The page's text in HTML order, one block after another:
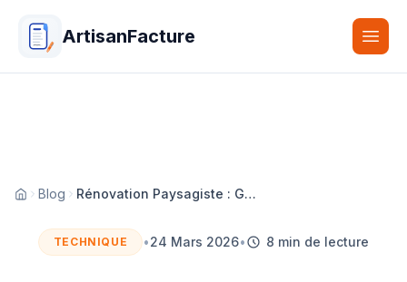
ArtisanFacture
Accueil
Blog Rénovation Paysagiste : Guide Complet des Travaux 2026
TECHNIQUE •24 Mars 2026• 8 min de lecture